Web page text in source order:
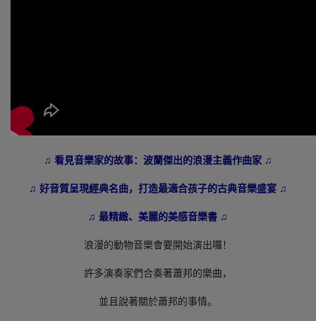
♫ 看見音樂家的故事：波蘭傑出的浪漫主義作曲家 ♫
♫ 好音質呈現經典名曲，打造最適合孩子的古典音樂盛宴 ♫
♫ 最精緻、美麗的美感音樂書 ♫
浪漫的動物音樂會要開始演出囉！
許多演奏家們合奏著蕭邦的樂曲，
並且說著關於蕭邦的事情。